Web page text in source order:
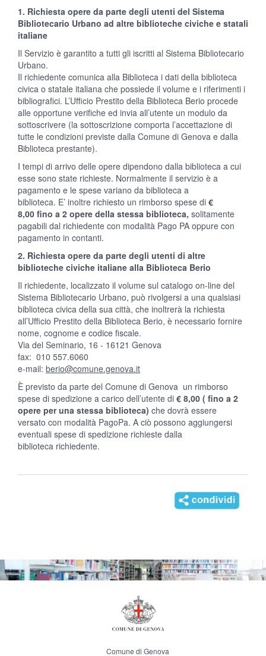
1. Richiesta opere da parte degli utenti del Sistema
Bibliotecario Urbano ad altre biblioteche civiche e statali
italiane
Il Servizio è garantito a tutti gli iscritti al Sistema Bibliotecario
Urbano.
Il richiedente comunica alla Biblioteca i dati della biblioteca
civica o statale italiana che possiede il volume e i riferimenti i
bibliografici. L’Ufficio Prestito della Biblioteca Berio procede
alle opportune verifiche ed invia all’utente un modulo da
sottoscrivere (la sottoscrizione comporta l’accettazione di
tutte le condizioni previste dalla Comune di Genova e dalla
Biblioteca prestante).
I tempi di arrivo delle opere dipendono dalla biblioteca a cui
esse sono state richieste. Normalmente il servizio è a
pagamento e le spese variano da biblioteca a
biblioteca. E’ inoltre richiesto un rimborso spese di €
8,00 fino a 2 opere della stessa biblioteca, solitamente
pagabili dal richiedente con modalità Pago PA oppure con
pagamento in contanti.
2. Richiesta opere da parte degli utenti di altre
biblioteche civiche italiane alla Biblioteca Berio
Il richiedente, localizzato il volume sul catalogo on-line del
Sistema Bibliotecario Urbano, può rivolgersi a una qualsiasi
biblioteca civica della sua città, che inoltrerà la richiesta
all’Ufficio Prestito della Biblioteca Berio, è necessario fornire
nome, cognome e codice fiscale.
Via del Seminario, 16 - 16121 Genova
fax: 010 557.6060
e-mail: berio@comune.genova.it
È previsto da parte del Comune di Genova un rimborso
spese di spedizione a carico dell’utente di € 8,00 ( fino a 2
opere per una stessa biblioteca) che dovrà essere
versato con modalità PagoPa. A ciò possono aggiungersi
eventuali spese di spedizione richieste dalla
biblioteca richiedente.
Comune di Genova